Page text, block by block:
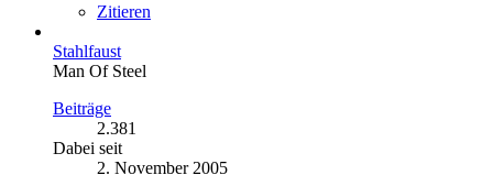
Zitieren
Stahlfaust
Man Of Steel
Beiträge
2.381
Dabei seit
2. November 2005